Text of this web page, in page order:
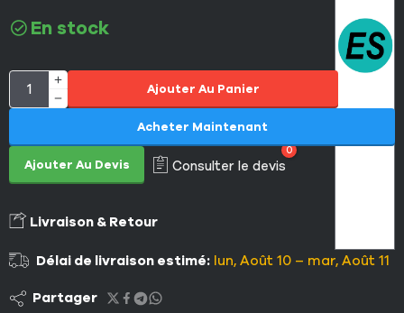
En stock
Ajouter Au Panier
Ajouter Au Devis Consulter le devis
0
Acheter Maintenant
Livraison & Retour
Délai de livraison estimé: lun, Août 10 – mar, Août 11
Partager